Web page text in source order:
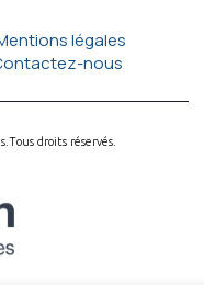
légales
nous
Tous droits réservés.